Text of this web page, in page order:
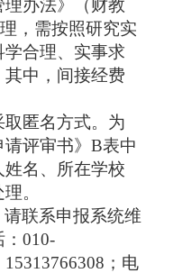
办法》（财教
，需按照研究实
合理、实事求
中，间接经费
取匿名方式。为
请评审书》B表中
名、所在学校
。
联系申报系统维
：010-
；电